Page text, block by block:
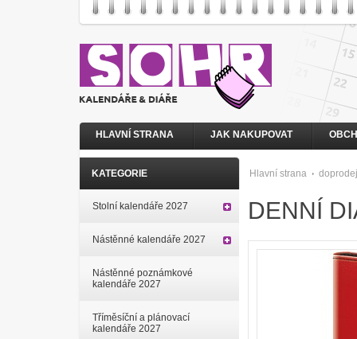
Hlavní strana
DENNÍ
KATEGORIE
Stolní kalendáře 2027
Nástěnné kalendáře 2027
Nástěnné poznámkové
kalendáře 2027
Tříměsíční a plánovací
kalendáře 2027
HLAVNÍ STRANA JAK NAKUPOVAT